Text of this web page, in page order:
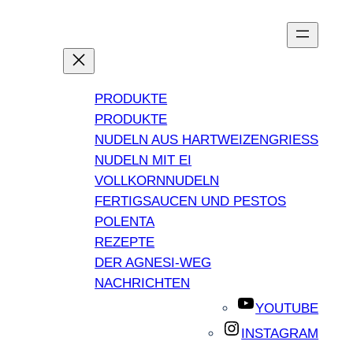
PRODUKTE
PRODUKTE
NUDELN AUS HARTWEIZENGRIESS
NUDELN MIT EI
VOLLKORNNUDELN
FERTIGSAUCEN UND PESTOS
POLENTA
REZEPTE
DER AGNESI-WEG
NACHRICHTEN
YOUTUBE
INSTAGRAM